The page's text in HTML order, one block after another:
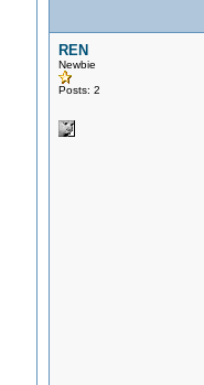
REN
Newbie
Posts: 2